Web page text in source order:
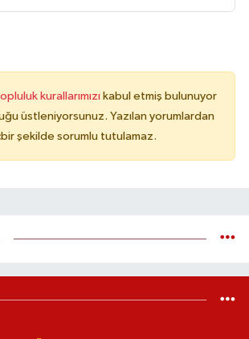
kurallarımızı kabul etmiş bulunuyor
üstleniyorsunuz. Yazılan yorumlardan
şekilde sorumlu tutulamaz.